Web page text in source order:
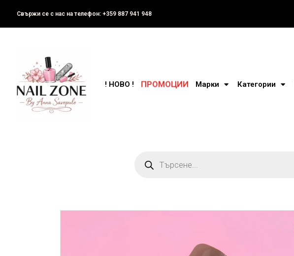
Свържи се с нас на телефон: +359 887 941 948
! НОВО ! ПРОМОЦИИ Марки Категории